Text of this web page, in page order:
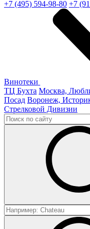
+7 (495) 594-98-80 +7
Винотеки
ТЦ Бухта Москва,
Посад Воронеж,
Стрелковой Дивизии